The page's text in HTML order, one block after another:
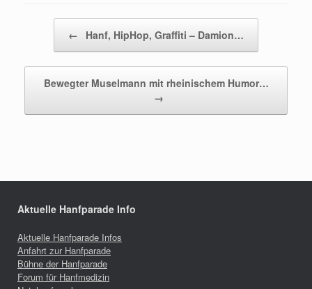
← Hanf, HipHop, Graffiti – Damion…
Bewegter Muselmann mit rheinischem Humor…
→
Aktuelle Hanfparade Info
Aktuelle Hanfparade Infos
Anfahrt zur Hanfparade
Bühne der Hanfparade
Forum für Hanfmedizin